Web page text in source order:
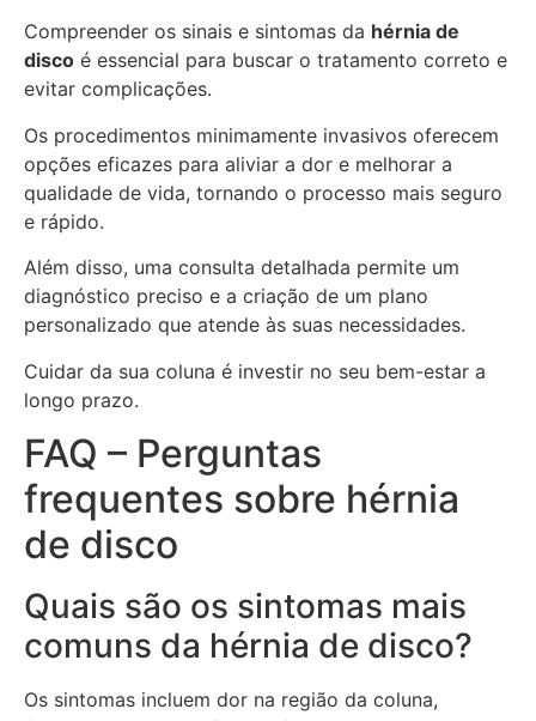
Compreender os sinais e sintomas da hérnia de
disco é essencial para buscar o tratamento correto e
evitar complicações.
Os procedimentos minimamente invasivos oferecem
opções eficazes para aliviar a dor e melhorar a
qualidade de vida, tornando o processo mais seguro
e rápido.
Além disso, uma consulta detalhada permite um
diagnóstico preciso e a criação de um plano
personalizado que atende às suas necessidades.
Cuidar da sua coluna é investir no seu bem-estar a
longo prazo.
FAQ – Perguntas
frequentes sobre hérnia
de disco
Quais são os sintomas mais
comuns da hérnia de disco?
Os sintomas incluem dor na região da coluna,